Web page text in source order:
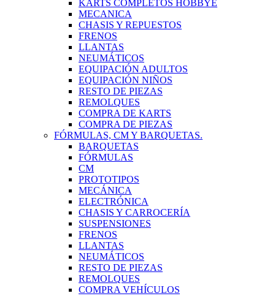
KARTS COMPLETOS HOBBYE
MECANICA
CHASIS Y REPUESTOS
FRENOS
LLANTAS
NEUMÁTICOS
EQUIPACIÓN ADULTOS
EQUIPACIÓN NIÑOS
RESTO DE PIEZAS
REMOLQUES
COMPRA DE KARTS
COMPRA DE PIEZAS
FÓRMULAS, CM Y BARQUETAS.
BARQUETAS
FÓRMULAS
CM
PROTOTIPOS
MECÁNICA
ELECTRÓNICA
CHASIS Y CARROCERÍA
SUSPENSIONES
FRENOS
LLANTAS
NEUMÁTICOS
RESTO DE PIEZAS
REMOLQUES
COMPRA VEHÍCULOS